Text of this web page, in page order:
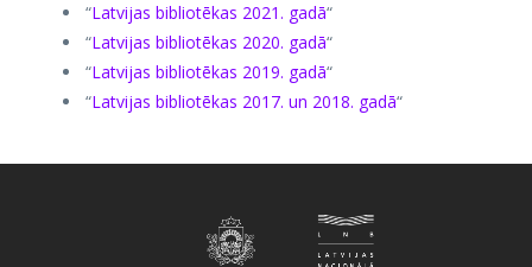
“Latvijas bibliotēkas 2021. gadā“
“Latvijas bibliotēkas 2020. gadā“
“Latvijas bibliotēkas 2019. gadā“
“Latvijas bibliotēkas 2017. un 2018. gadā“